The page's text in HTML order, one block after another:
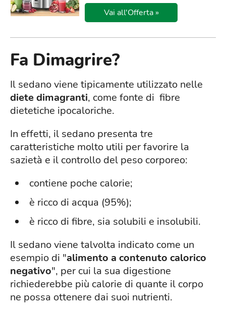
Vai all'Offerta »
Fa Dimagrire?
Il sedano viene tipicamente utilizzato nelle
diete dimagranti, come fonte di fibre
dietetiche ipocaloriche.
In effetti, il sedano presenta tre
caratteristiche molto utili per favorire la
sazietà e il controllo del peso corporeo:
contiene poche calorie;
è ricco di acqua (95%);
è ricco di fibre, sia solubili e insolubili.
Il sedano viene talvolta indicato come un
esempio di "alimento a contenuto calorico
negativo", per cui la sua digestione
richiederebbe più calorie di quante il corpo
ne possa ottenere dai suoi nutrienti.